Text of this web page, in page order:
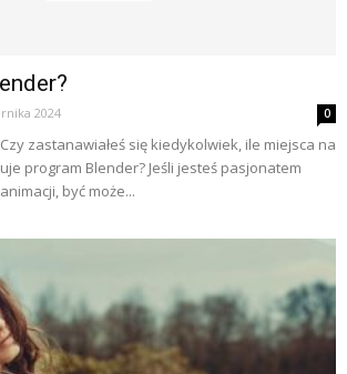
2024 0
zastanawiałeś się kiedykolwiek, ile miejsca na
program Blender? Jeśli jesteś pasjonatem
być może...